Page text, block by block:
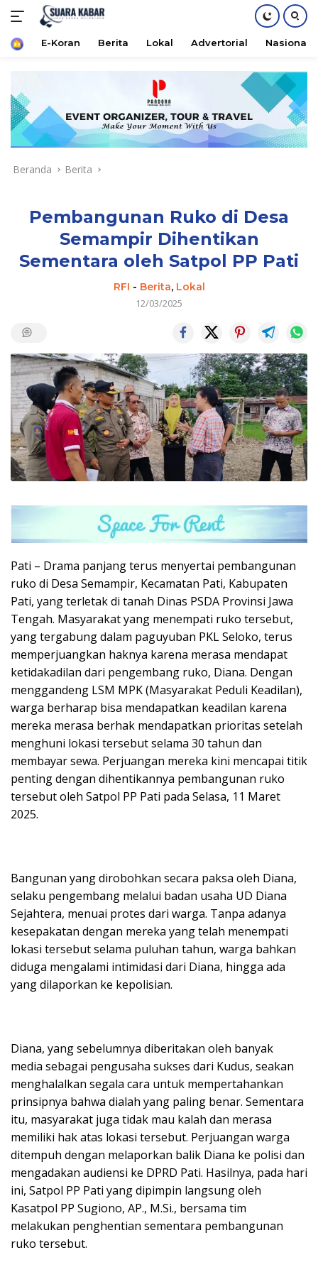
konten
HomeE-Koran Berita Lokal Advertorial Nasional
Beranda Berita
Pembangunan Ruko di Desa
Semampir Dihentikan
Sementara oleh Satpol PP Pati
RFI - Berita, Lokal
12/03/2025
Pati – Drama panjang terus menyertai pembangunan
ruko di Desa Semampir, Kecamatan Pati, Kabupaten
Pati, yang terletak di tanah Dinas PSDA Provinsi Jawa
Tengah. Masyarakat yang menempati ruko tersebut,
yang tergabung dalam paguyuban PKL Seloko, terus
memperjuangkan haknya karena merasa mendapat
ketidakadilan dari pengembang ruko, Diana. Dengan
menggandeng LSM MPK (Masyarakat Peduli Keadilan),
warga berharap bisa mendapatkan keadilan karena
mereka merasa berhak mendapatkan prioritas setelah
menghuni lokasi tersebut selama 30 tahun dan
membayar sewa. Perjuangan mereka kini mencapai titik
penting dengan dihentikannya pembangunan ruko
tersebut oleh Satpol PP Pati pada Selasa, 11 Maret
2025.
Bangunan yang dirobohkan secara paksa oleh Diana,
selaku pengembang melalui badan usaha UD Diana
Sejahtera, menuai protes dari warga. Tanpa adanya
kesepakatan dengan mereka yang telah menempati
lokasi tersebut selama puluhan tahun, warga bahkan
diduga mengalami intimidasi dari Diana, hingga ada
yang dilaporkan ke kepolisian.
Diana, yang sebelumnya diberitakan oleh banyak
media sebagai pengusaha sukses dari Kudus, seakan
menghalalkan segala cara untuk mempertahankan
prinsipnya bahwa dialah yang paling benar. Sementara
itu, masyarakat juga tidak mau kalah dan merasa
memiliki hak atas lokasi tersebut. Perjuangan warga
ditempuh dengan melaporkan balik Diana ke polisi dan
mengadakan audiensi ke DPRD Pati. Hasilnya, pada hari
ini, Satpol PP Pati yang dipimpin langsung oleh
Kasatpol PP Sugiono, AP., M.Si., bersama tim
melakukan penghentian sementara pembangunan
ruko tersebut.